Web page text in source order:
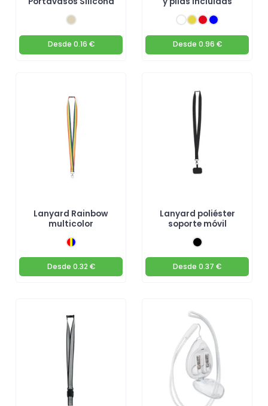
Desde 0.16 € Desde 0.96 €
Lanyard Rainbow
multicolor
Desde 0.32 €
Lanyard poliéster
soporte móvil
Desde 0.37 €